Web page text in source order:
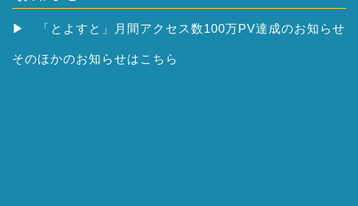
▶ 「とよすと」月間アクセス数100万PV達成のお知らせ
そのほかのお知らせはこちら